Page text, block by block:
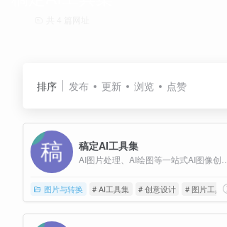
排序 发布 更新 浏览 点赞
稿定AI工具集
图片与转换 # AI工具集 # 创意设计 # 图片工具